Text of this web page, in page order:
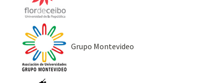
Grupo Montevideo